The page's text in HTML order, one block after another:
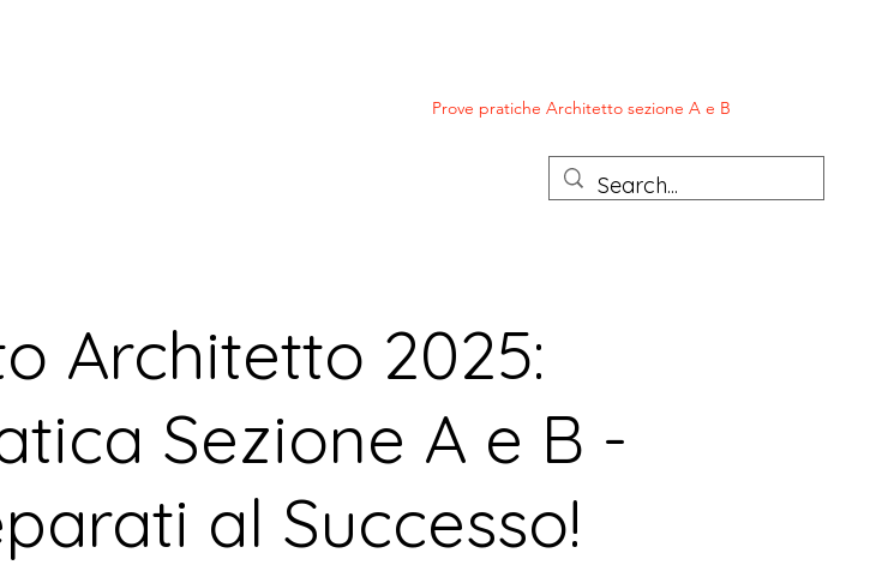
Prove pratiche Architetto sezione A e B
Architetto 2025:
Sezione A e B -
al Successo!